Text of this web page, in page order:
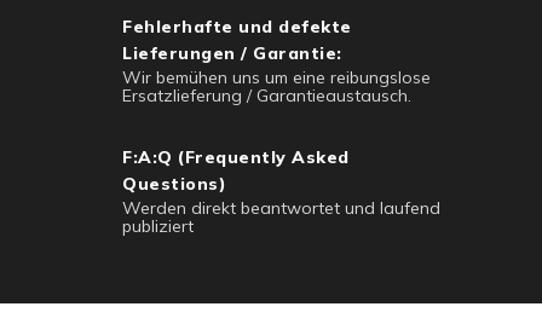
Fehlerhafte und defekte
Lieferungen / Garantie:
Wir bemühen uns um eine reibungslose
Ersatzlieferung / Garantieaustausch.
F:A:Q (Frequently Asked
Questions)
Werden direkt beantwortet und laufend
publiziert